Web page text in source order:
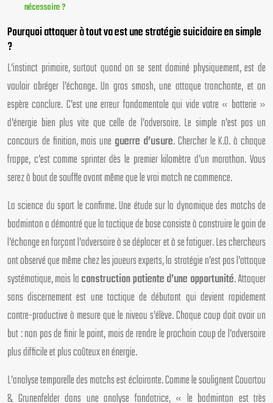
nécessaire ?
Pourquoi attaquer à tout va est une stratégie suicidaire en simple
?
L’instinct primaire, surtout quand on se sent dominé physiquement, est de
vouloir abréger l’échange. Un gros smash, une attaque tranchante, et on
espère conclure. C’est une erreur fondamentale qui vide votre « batterie »
d’énergie bien plus vite que celle de l’adversaire. Le simple n’est pas un
concours de finition, mais une guerre d’usure. Chercher le K.O. à chaque
frappe, c’est comme sprinter dès le premier kilomètre d’un marathon. Vous
serez à bout de souffle avant même que le vrai match ne commence.
La science du sport le confirme. Une étude sur la dynamique des matchs de
badminton a démontré que la tactique de base consiste à construire le gain de
l’échange en forçant l’adversaire à se déplacer et à se fatiguer. Les chercheurs
ont observé que même chez les joueurs experts, la stratégie n’est pas l’attaque
systématique, mais laconstruction patiente d’une opportunité. Attaquer
sans discernement est une tactique de débutant qui devient rapidement
contre-productive à mesure que le niveau s’élève. Chaque coup doit avoir un
but : non pas de finir le point, mais de rendre le prochain coup de l’adversaire
plus difficile et plus coûteux en énergie.
L’analyse temporelle des matchs est éclairante. Comme le soulignent Couartou
& Grunenfelder dans une analyse fondatrice, « le badminton est très